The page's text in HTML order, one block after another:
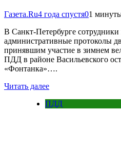
Газета.Ru4 года спустя01
В Санкт-Петербурге
административные протоколы
принявшим участие в зимнем
ПДД в районе Васильевского
«Фонтанка»….
Читать далее
ПДД